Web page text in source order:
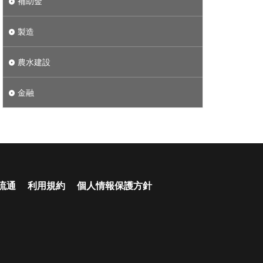
製造
農水建設
金融
通 利用規約 個人情報保護方針